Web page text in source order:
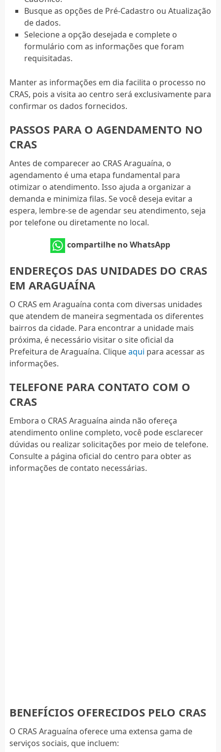
Busque as opções de Pré-Cadastro ou Atualização
de dados.
Selecione a opção desejada e complete o
formulário com as informações que foram
requisitadas.
Manter as informações em dia facilita o processo no
CRAS, pois a visita ao centro será exclusivamente para
confirmar os dados fornecidos.
PASSOS PARA O AGENDAMENTO NO
CRAS
Antes de comparecer ao CRAS Araguaína, o
agendamento é uma etapa fundamental para
otimizar o atendimento. Isso ajuda a organizar a
demanda e minimiza filas. Se você deseja evitar a
espera, lembre-se de agendar seu atendimento, seja
por telefone ou diretamente no local.
compartilhe no WhatsApp
ENDEREÇOS DAS UNIDADES DO CRAS
EM ARAGUAÍNA
O CRAS em Araguaína conta com diversas unidades
que atendem de maneira segmentada os diferentes
bairros da cidade. Para encontrar a unidade mais
próxima, é necessário visitar o site oficial da
Prefeitura de Araguaína. Cliqueaqui para acessar as
informações.
TELEFONE PARA CONTATO COM O
CRAS
Embora o CRAS Araguaína ainda não ofereça
atendimento online completo, você pode esclarecer
dúvidas ou realizar solicitações por meio de telefone.
Consulte a página oficial do centro para obter as
informações de contato necessárias.
BENEFÍCIOS OFERECIDOS PELO CRAS
O CRAS Araguaína oferece uma extensa gama de
serviços sociais, que incluem: